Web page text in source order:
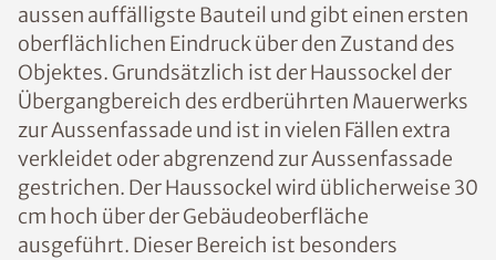
aussen auffälligste Bauteil und gibt einen ersten
oberflächlichen Eindruck über den Zustand des
Objektes. Grundsätzlich ist der Haussockel der
Übergangbereich des erdberührten Mauerwerks
zur Aussenfassade und ist in vielen Fällen extra
verkleidet oder abgrenzend zur Aussenfassade
gestrichen. Der Haussockel wird üblicherweise 30
cm hoch über der Gebäudeoberfläche
ausgeführt. Dieser Bereich ist besonders